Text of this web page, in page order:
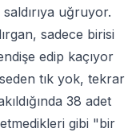
uğruyor.
sadece birisi
edip kaçıyor
tık yok, tekrar
38 adet
gibi "bir